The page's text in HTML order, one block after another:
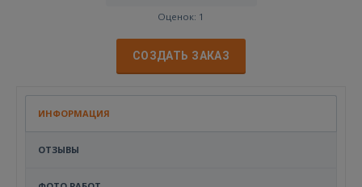
Оценок: 1
СОЗДАТЬ ЗАКАЗ
ИНФОРМАЦИЯ
ОТЗЫВЫ